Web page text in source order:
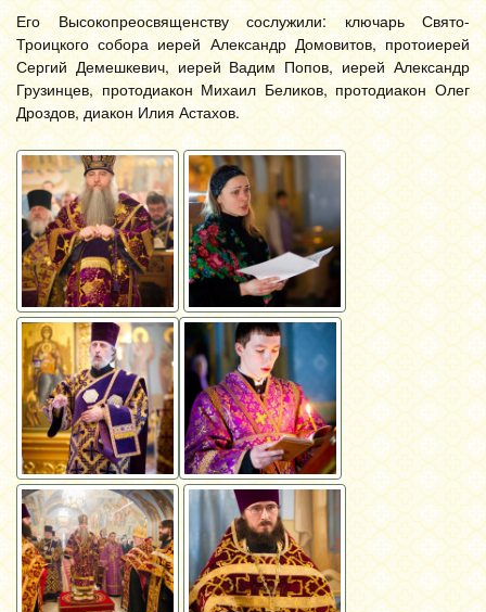
Его Высокопреосвященству сослужили: ключарь Свято-
Троицкого собора иерей Александр Домовитов, протоиерей
Сергий Демешкевич, иерей Вадим Попов, иерей Александр
Грузинцев, протодиакон Михаил Беликов, протодиакон Олег
Дроздов, диакон Илия Астахов.